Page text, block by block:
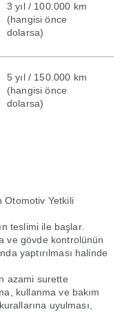
3 yıl / 100.000 km
(hangisi önce
dolarsa)
5 yıl / 150.000 km
(hangisi önce
dolarsa)
Otomotiv Yetkili
teslimi ile başlar.
ve gövde kontrolünün
yaptırılması halinde
azami surette
kullanma ve bakım
uyulması,